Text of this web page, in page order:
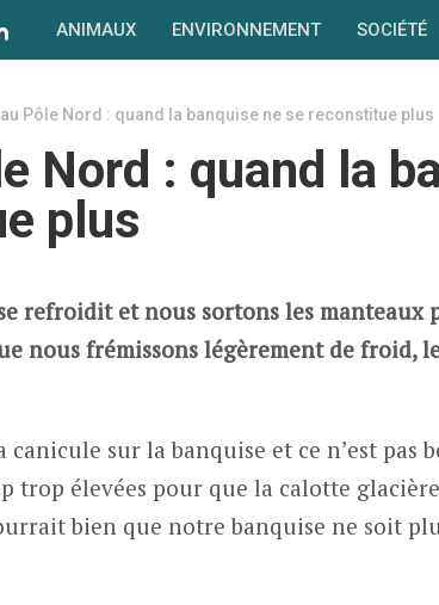
ANIMAUX ENVIRONNEMENT SOCIÉTÉ
Pôle Nord : quand la banquise ne se reconstitue plus
Nord : quand la
plus
refroidit et nous sortons les manteaux
nous frémissons légèrement de froid,
sur la banquise et ce n’est pas
trop élevées pour que la calotte
bien que notre banquise ne soit